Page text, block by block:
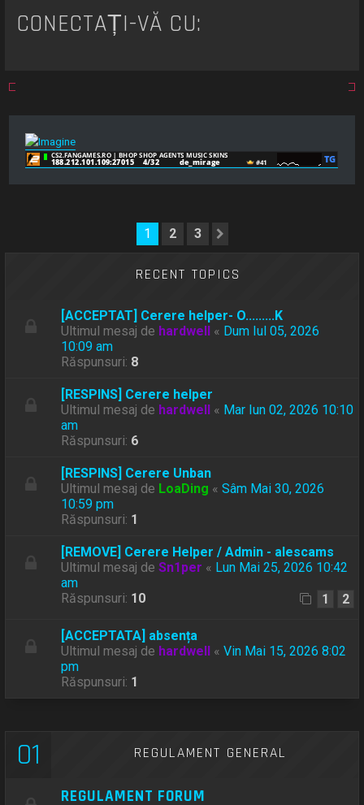
CONECTAȚI-VĂ CU:
1 2 3
RECENT TOPICS
[ACCEPTAT] Cerere helper- O.........K
Ultimul mesaj de hardwell « Dum Iul 05, 2026
10:09 am
Răspunsuri: 8
[RESPINS] Cerere helper
Ultimul mesaj de hardwell « Mar Iun 02, 2026 10:10
am
Răspunsuri: 6
[RESPINS] Cerere Unban
Ultimul mesaj de LoaDing «Sâm Mai 30, 2026
10:59 pm
Răspunsuri: 1
[REMOVE] Cerere Helper / Admin - alescams
Ultimul mesaj deSn1per « Lun Mai 25, 2026 10:42
am
Răspunsuri: 10 1 2
[ACCEPTATA] absența
Ultimul mesaj de hardwell «Vin Mai 15, 2026 8:02
pm
Răspunsuri: 1
01 REGULAMENT GENERAL
REGULAMENT FORUM